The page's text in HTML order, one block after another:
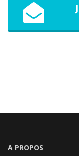
A PROPOS